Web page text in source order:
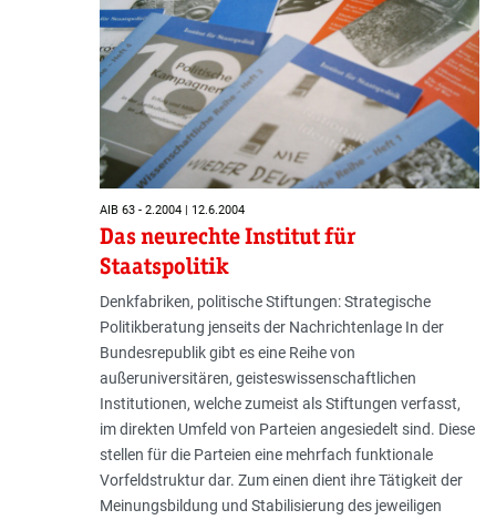
AIB 63 - 2.2004 | 12.6.2004
Das neurechte Institut für
Staatspolitik
Denkfabriken, politische Stiftungen: Strategische
Politikberatung jenseits der Nachrichtenlage In der
Bundesrepublik gibt es eine Reihe von
außeruniversitären, geisteswissenschaftlichen
Institutionen, welche zumeist als Stiftungen verfasst,
im direkten Umfeld von Parteien angesiedelt sind. Diese
stellen für die Parteien eine mehrfach funktionale
Vorfeldstruktur dar. Zum einen dient ihre Tätigkeit der
Meinungsbildung und Stabilisierung des jeweiligen